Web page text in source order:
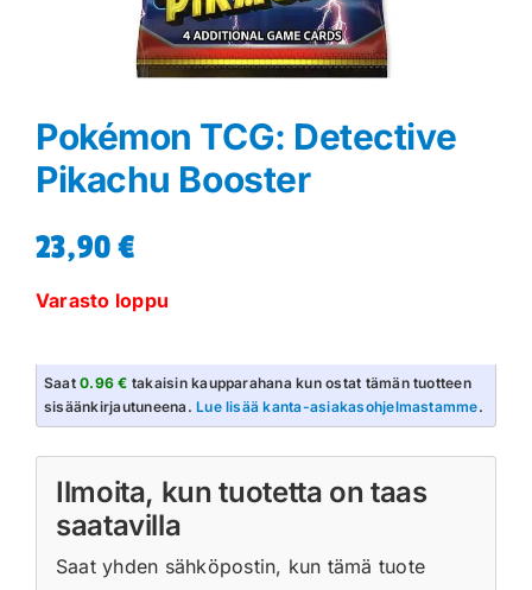
Pokémon TCG: Detective
Pikachu Booster
23,90€
Varasto loppu
Saat0.96 € takaisin kaupparahana kun ostat tämän tuotteen
sisäänkirjautuneena.Lue lisää kanta-asiakasohjelmastamme.
Ilmoita, kun tuotetta on taas
saatavilla
Saat yhden sähköpostin, kun tämä tuote